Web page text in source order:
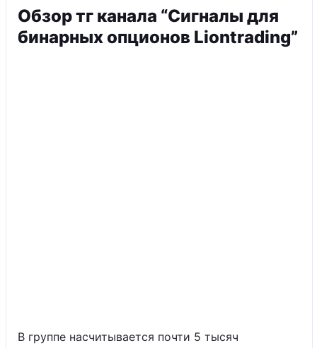
Обзор тг канала “Сигналы для
бинарных опционов Liontrading”
В группе насчитывается почти 5 тысяч